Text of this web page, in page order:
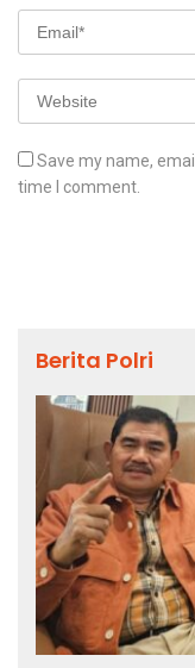
Save my name,
time I comment.
Berita Polri